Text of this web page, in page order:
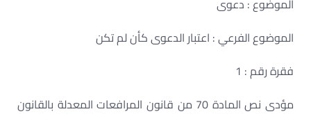
الموضوع : دعوى
الموضوع الفرعي : اعتبار الدعوى كأن لم تكن
فقرة رقم : 1
مؤدى نص المادة 70 من قانون المرافعات المعدلة بالقانون